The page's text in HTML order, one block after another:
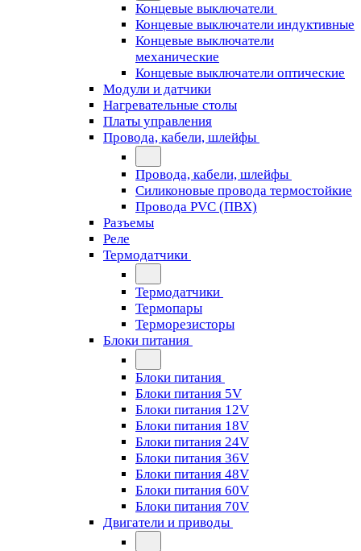
Концевые выключатели
Концевые выключатели индуктивные
Концевые выключатели
механические
Концевые выключатели оптические
Модули и датчики
Нагревательные столы
Платы управления
Провода, кабели, шлейфы
Провода, кабели, шлейфы
Силиконовые провода термостойкие
Провода PVC (ПВХ)
Разъемы
Реле
Термодатчики
Термодатчики
Термопары
Терморезисторы
Блоки питания
Блоки питания
Блоки питания 5V
Блоки питания 12V
Блоки питания 18V
Блоки питания 24V
Блоки питания 36V
Блоки питания 48V
Блоки питания 60V
Блоки питания 70V
Двигатели и приводы